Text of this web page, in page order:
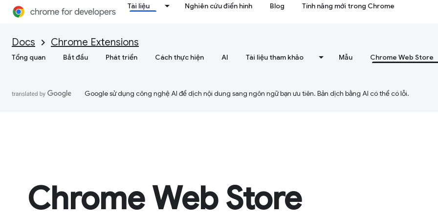
Tài liệu Nghiên cứu điển hình Blog Tính năng mới trong Chrome
Docs Chrome Extensions
Tổng quan Bắt đầu Phát triển Cách thực hiện AI Tài liệu tham khảo Mẫu Chrome Web Store
Google sử dụng công nghệ AI để dịch nội dung sang ngôn ngữ bạn ưu tiên. Bản dịch bằng AI có thể có lỗi.
Chrome Web Store